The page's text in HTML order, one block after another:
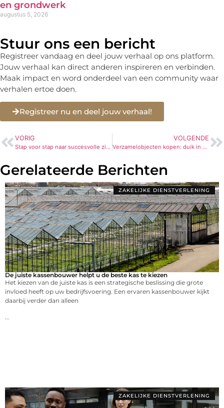
en grondwerk
augustus 5, 2026
Stuur ons een bericht
Registreer vandaag en deel jouw verhaal op ons platform.
Jouw verhaal kan direct anderen inspireren en verbinden.
Maak impact en word onderdeel van een community waar
verhalen ertoe doen.
Registreer nu en deel jouw verhaal!
VORIG
Stap voor stap naar succesvolle zindelijkheidstraining
VOLGENDE
Verzamelobjecten kopen: duik in de wereld van Kuifje
Gerelateerde Berichten
ZAKELIJKE DIENSTVERLENING
De juiste kassenbouwer helpt u de beste kas te kiezen
Het kiezen van de juiste kas is een strategische beslissing die grote
invloed heeft op uw bedrijfsvoering. Een ervaren kassenbouwer kijkt
daarbij verder dan alleen
ZAKELIJKE DIENSTVERLENING